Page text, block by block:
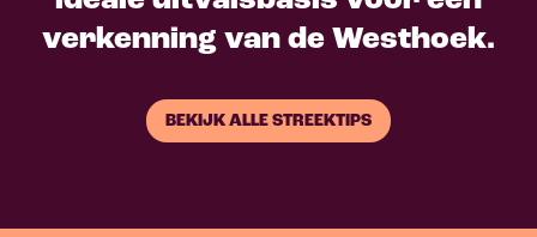
verkenning van de Westhoek.
BEKIJK ALLE STREEKTIPS